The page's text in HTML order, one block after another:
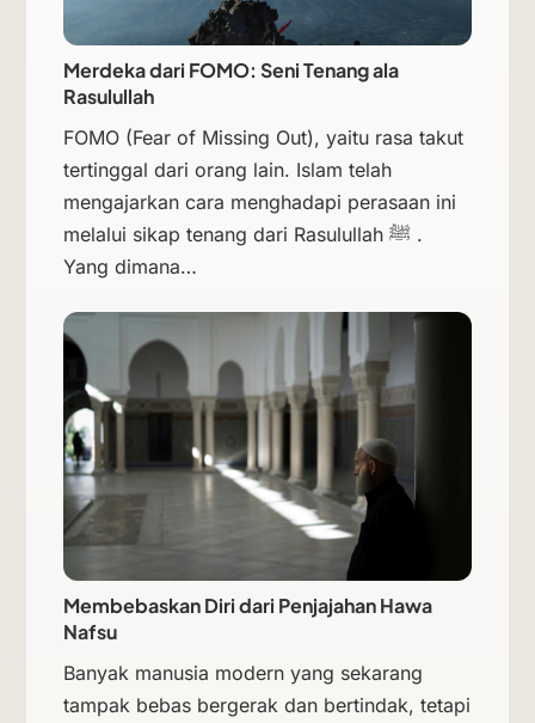
Merdeka dari FOMO: Seni Tenang ala
Rasulullah
FOMO (Fear of Missing Out), yaitu rasa takut
tertinggal dari orang lain. Islam telah
mengajarkan cara menghadapi perasaan ini
melalui sikap tenang dari Rasulullah ﷺ .
Yang dimana…
Membebaskan Diri dari Penjajahan Hawa
Nafsu
Banyak manusia modern yang sekarang
tampak bebas bergerak dan bertindak, tetapi